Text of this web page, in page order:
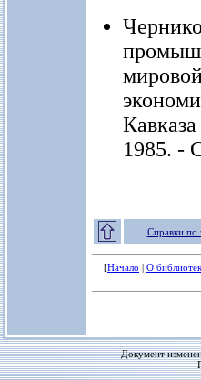
1985. -
Справки по
[Начало | О
Документ